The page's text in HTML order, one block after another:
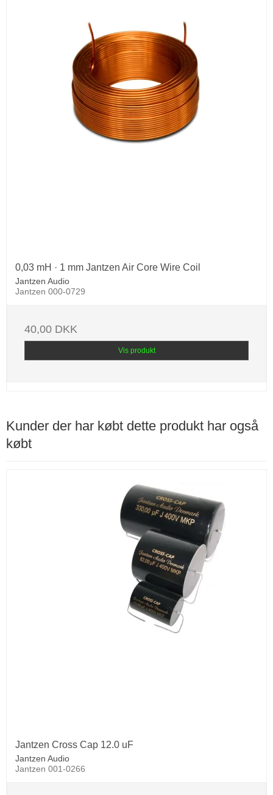
0,03 mH · 1 mm Jantzen Air Core Wire Coil
Jantzen Audio
Jantzen 000-0729
40,00 DKK
Vis produkt
Kunder der har købt dette produkt har også
købt
Jantzen Cross Cap 12.0 uF
Jantzen Audio
Jantzen 001-0266